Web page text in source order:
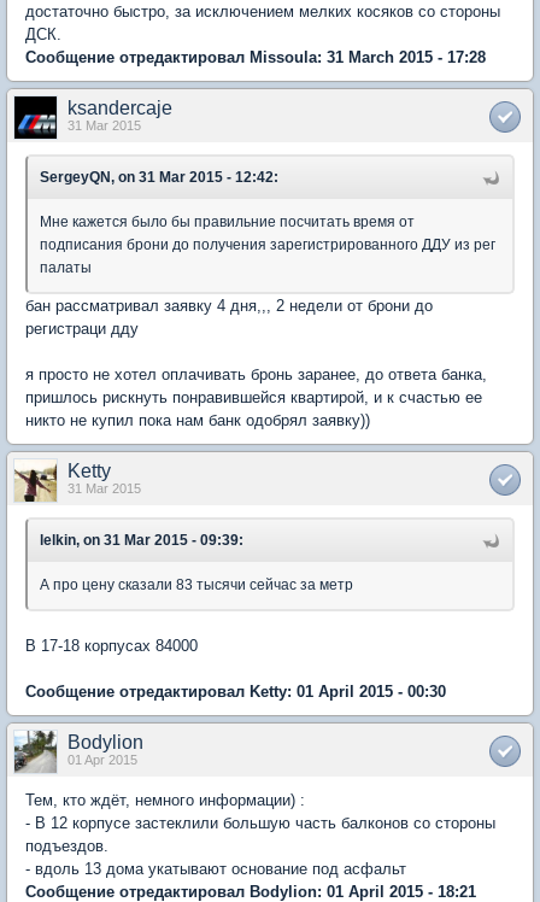
достаточно быстро, за исключением мелких косяков со стороны
ДСК.
Сообщение отредактировал Missoula: 31 March 2015 - 17:28
ksandercaje
31 Mar 2015
SergeyQN, on 31 Mar 2015 - 12:42:
Мне кажется было бы правильние посчитать время от
подписания брони до получения зарегистрированного ДДУ из рег
палаты
бан рассматривал заявку 4 дня,,, 2 недели от брони до
регистраци дду
я просто не хотел оплачивать бронь заранее, до ответа банка,
пришлось рискнуть понравившейся квартирой, и к счастью ее
никто не купил пока нам банк одобрял заявку))
Ketty
31 Mar 2015
lelkin, on 31 Mar 2015 - 09:39:
А про цену сказали 83 тысячи сейчас за метр
В 17-18 корпусах 84000
Сообщение отредактировал Ketty: 01 April 2015 - 00:30
Bodylion
01 Apr 2015
Тем, кто ждёт, немного информации) :
- В 12 корпусе застеклили большую часть балконов со стороны
подъездов.
- вдоль 13 дома укатывают основание под асфальт
Сообщение отредактировал Bodylion: 01 April 2015 - 18:21